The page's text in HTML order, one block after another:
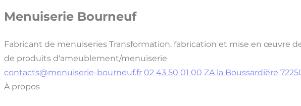
Menuiserie Bourneuf
Fabricant de menuiseries Transformation, fabrication et mise en œuvre
de produits d'ameublement/menuiserie
contacts@menuiserie-bourneuf.fr 02 43 50 01 00 ZA la Boussardière
À propos